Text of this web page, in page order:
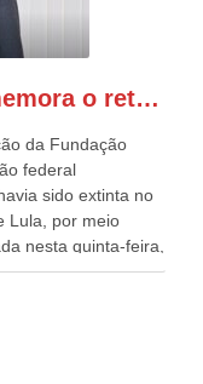
os ministros da
do Desenvolvimento
fomentar o
GONZAGA PATRIOTA comemora o retorno da FUNASA
da Fundação
federal
sido extinta no
Lula, por meio
nesta quinta-feira,
disse hoje em
somente o ano
três bilhões de